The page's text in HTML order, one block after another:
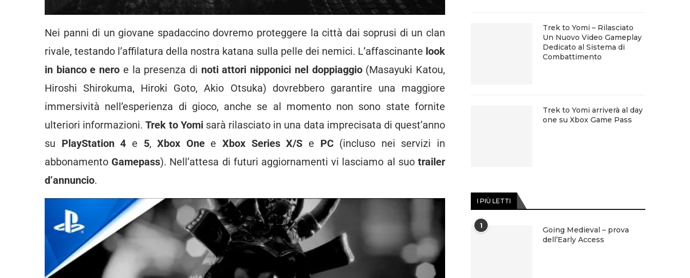
Nei panni di un giovane spadaccino dovremo proteggere la città dai soprusi di un clan
rivale, testando l’affilatura della nostra katana sulla pelle dei nemici. L’affascinante look
in bianco e nero e la presenza di noti attori nipponici nel doppiaggio(Masayuki Katou,
Hiroshi Shirokuma, Hiroki Goto, Akio Otsuka) dovrebbero garantire una maggiore
immersività nell’esperienza di gioco, anche se al momento non sono state fornite
ulteriori informazioni.Trek to Yomisarà rilasciato in una data imprecisata di quest’anno
su PlayStation 4 e 5,Xbox Onee Xbox Series X/S e PC(incluso nei servizi in
abbonamento Gamepass). Nell’attesa di futuri aggiornamenti vi lasciamo al suo trailer
d’annuncio.
Trek to Yomi – Rilasciato
Un Nuovo Video Gameplay
Dedicato al Sistema di
Combattimento
Trek to Yomi arriverà al day
one su Xbox Game Pass
I PIÙ LETTI
1
Going Medieval – prova
dell’Early Access